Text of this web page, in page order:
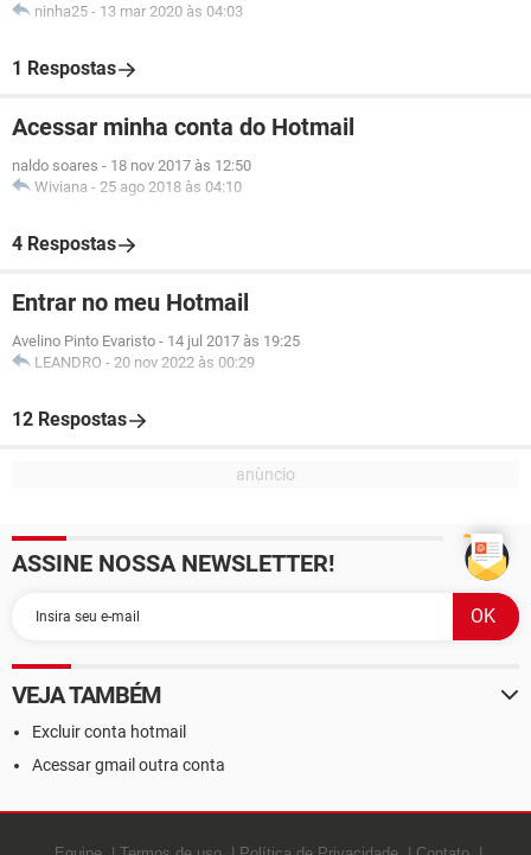
ninha25 - 13 mar 2020 às 04:03
1 Respostas
Acessar minha conta do Hotmail
naldo soares - 18 nov 2017 às 12:50
Wiviana - 25 ago 2018 às 04:10
4 Respostas
Entrar no meu Hotmail
Avelino Pinto Evaristo - 14 jul 2017 às 19:25
LEANDRO - 20 nov 2022 às 00:29
12 Respostas
ASSINE NOSSA NEWSLETTER!
VEJA TAMBÉM
Excluir conta hotmail
Acessar gmail outra conta